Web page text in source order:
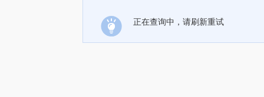
正在查询中，请刷新重试